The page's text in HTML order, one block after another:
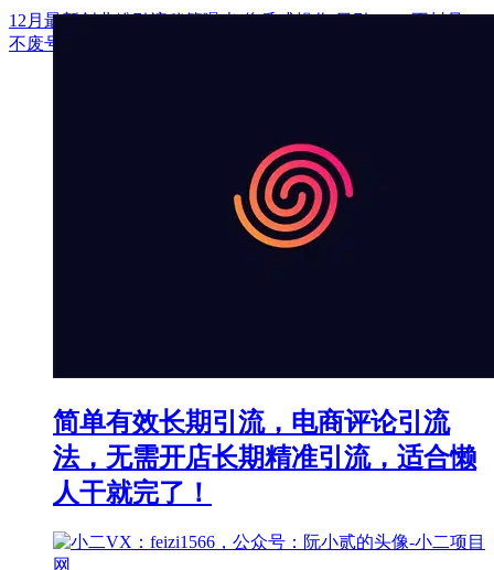
12月最新创业粉引流秘籍曝光 傻瓜式操作 日引500+ 不封号，
不废号，可批量操作！
简单有效长期引流，电商评论引流
法，无需开店长期精准引流，适合懒
人干就完了！